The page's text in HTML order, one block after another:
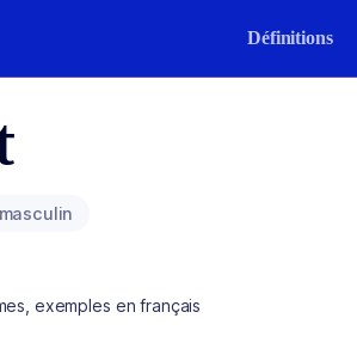
Définitions
exemples en français